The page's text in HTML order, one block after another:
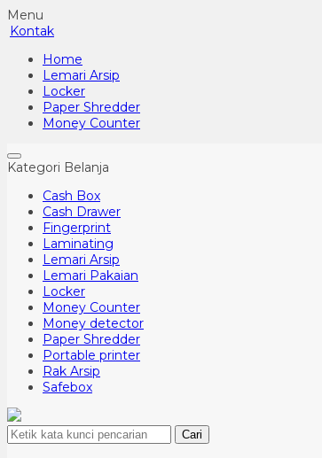
Menu
Kontak
Home
Lemari Arsip
Locker
Paper Shredder
Money Counter
Kategori Belanja
Cash Box
Cash Drawer
Fingerprint
Laminating
Lemari Arsip
Lemari Pakaian
Locker
Money Counter
Money detector
Paper Shredder
Portable printer
Rak Arsip
Safebox
Cari